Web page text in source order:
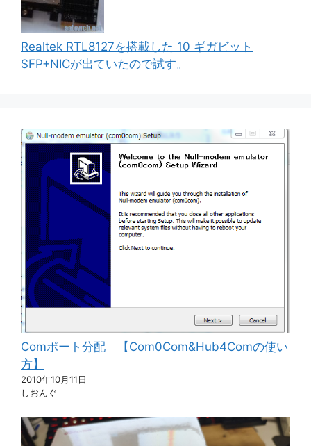
Realtek RTL8127を搭載した 10 ギガビット
SFP+NICが出ていたので試す。
Comポート分配 【Com0Com&Hub4Comの使い
方】
2010年10月11日
しおんぐ